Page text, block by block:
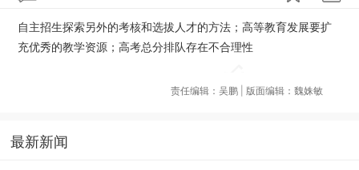
自主招生探索另外的考核和选拔人才的方法；高等教育发展要扩
充优秀的教学资源；高考总分排队存在不合理性
责任编辑：吴鹏 | 版面编辑：魏姝敏
最新新闻